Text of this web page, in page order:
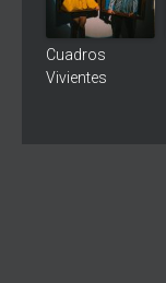
Cuadros
Vivientes